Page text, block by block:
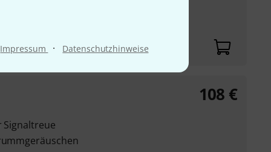
Impressum · Datenschutzhinweise
Einheiten
zu zehn Lehle
Signaltreue
108 €